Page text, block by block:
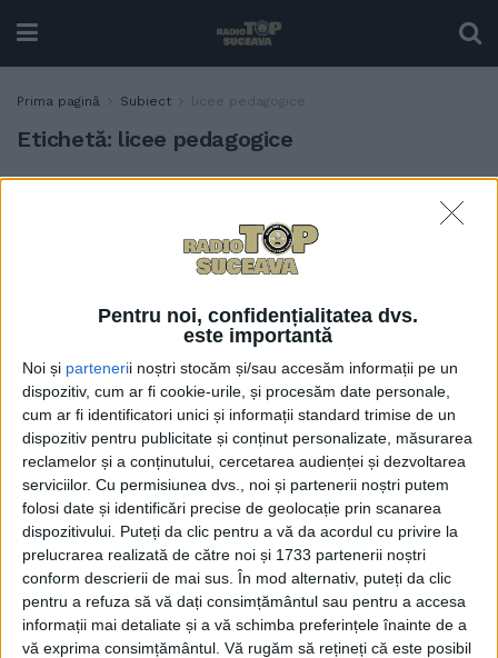
Pentru noi, confidențialitatea dvs.
este importantă
Noi și partenerii noștri stocăm și/sau accesăm informații pe un
dispozitiv, cum ar fi cookie-urile, și procesăm date personale,
cum ar fi identificatori unici și informații standard trimise de un
dispozitiv pentru publicitate și conținut personalizate, măsurarea
reclamelor și a conținutului, cercetarea audienței și dezvoltarea
serviciilor. Cu permisiunea dvs., noi și partenerii noștri putem
folosi date și identificări precise de geolocație prin scanarea
dispozitivului. Puteți da clic pentru a vă da acordul cu privire la
prelucrarea realizată de către noi și 1733 partenerii noștri
conform descrierii de mai sus. În mod alternativ, puteți da clic
pentru a refuza să vă dați consimțământul sau pentru a accesa
informații mai detaliate și a vă schimba preferințele înainte de a
vă exprima consimțământul. Vă rugăm să rețineți că este posibil
Prima pagină Subiect licee pedagogice
Etichetă: licee pedagogice
premii și o mențiune la
Olimpiada de pedagogie-
psihologie pentru licee
19 APRILIE, 2026
EDUCAȚIE
Coordonatoarea
Departamentului de Științe
ale Educației, Otilia Clipa:
Apreciez foarte mult
specializarea din liceul
pedagogic. Pentru
absolvenții de liceu
pedagogic ar trebui să
existe locuri bugetate la
facultățile care pregătesc
profesori
2 FEBRUARIE, 2023